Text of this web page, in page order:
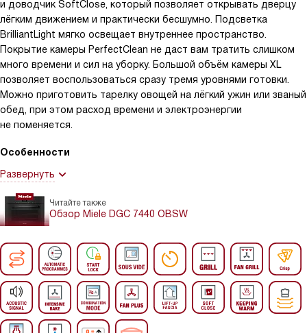
и доводчик SoftClose, который позволяет открывать дверцу
лёгким движением и практически бесшумно. Подсветка
BrilliantLight мягко освещает внутреннее пространство.
Покрытие камеры PerfectClean не даст вам тратить слишком
много времени и сил на уборку. Большой объём камеры XL
позволяет воспользоваться сразу тремя уровнями готовки.
Можно приготовить тарелку овощей на лёгкий ужин или званый
обед, при этом расход времени и электроэнергии
не поменяется.
Особенности
Развернуть
Читайте также
Обзор Miele DGC 7440 OBSW